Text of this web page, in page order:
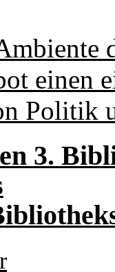
einen
Politik
3.